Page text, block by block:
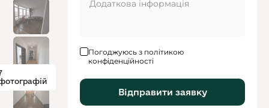
Погоджуюсь з політикою
конфіденційності
Відправити заявку